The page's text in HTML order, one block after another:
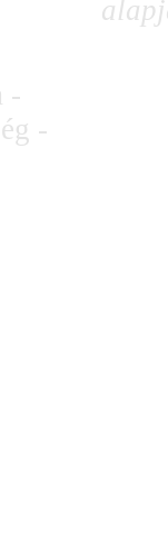
-
-